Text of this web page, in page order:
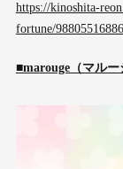
https://kinoshita-
fortune/
■marouge（マル